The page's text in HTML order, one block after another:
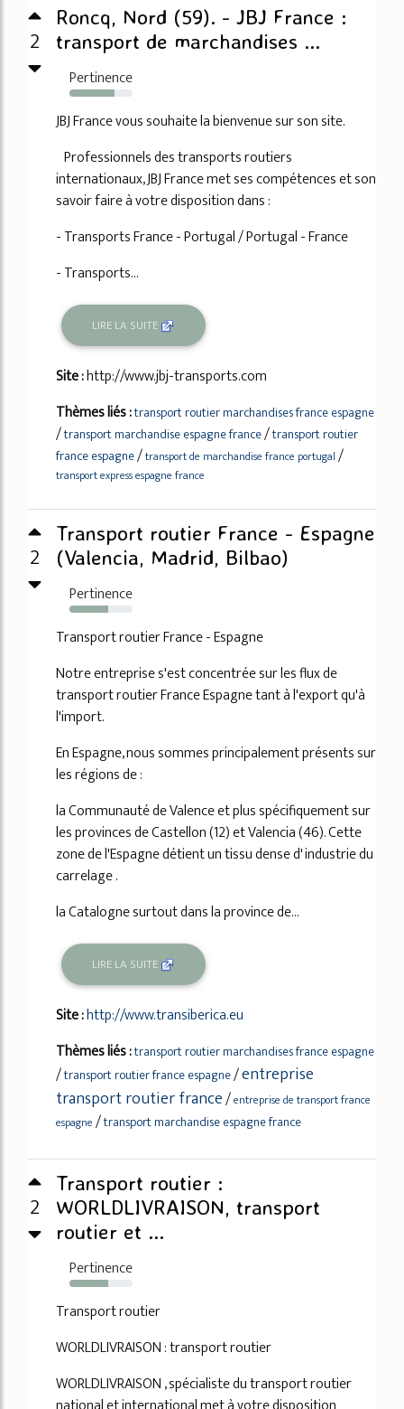
2
Roncq, Nord (59). - JBJ France :
transport de marchandises ...
Pertinence
71%
JBJ France vous souhaite la bienvenue sur son site.
Professionnels des transports routiers
internationaux, JBJ France met ses compétences et son
savoir faire à votre disposition dans :
- Transports France - Portugal / Portugal - France
- Transports...
LIRE LA SUITE
Site :http://www.jbj-transports.com
Thèmes liés :transport routier marchandises france espagne
/transport marchandise espagne france/transport routier
france espagne/transport de marchandise france portugal /
transport express espagne france
2
Transport routier France - Espagne
(Valencia, Madrid, Bilbao)
Pertinence
62%
Transport routier France - Espagne
Notre entreprise s'est concentrée sur les flux de
transport routier France Espagne tant à l'export qu'à
l'import.
En Espagne, nous sommes principalement présents sur
les régions de :
la Communauté de Valence et plus spécifiquement sur
les provinces de Castellon (12) et Valencia (46). Cette
zone de l'Espagne détient un tissu dense d' industrie du
carrelage .
la Catalogne surtout dans la province de...
LIRE LA SUITE
Site :http://www.transiberica.eu
Thèmes liés :transport routier marchandises france espagne
/transport routier france espagne/entreprise
transport routier france/entreprise de transport france
espagne /transport marchandise espagne france
2
Transport routier :
WORLDLIVRAISON, transport
routier et ...
Pertinence
62%
Transport routier
WORLDLIVRAISON : transport routier
WORLDLIVRAISON , spécialiste du transport routier